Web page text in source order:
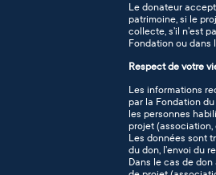
Le donateur
patrimoine, si le
collecte, s’il n’est
Fondation ou dans
Respect de votre
Les informations
par la Fondation
les personnes
projet
Les données sont
du don, l’envoi du
Dans le cas de